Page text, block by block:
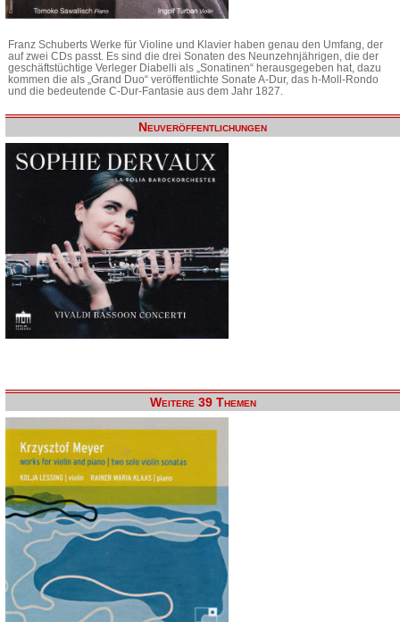
Franz Schuberts Werke für Violine und Klavier haben genau den Umfang, der
auf zwei CDs passt. Es sind die drei Sonaten des Neunzehnjährigen, die der
geschäftstüchtige Verleger Diabelli als „Sonatinen“ herausgegeben hat, dazu
kommen die als „Grand Duo“ veröffentlichte Sonate A-Dur, das h-Moll-Rondo
und die bedeutende C-Dur-Fantasie aus dem Jahr 1827.
Neuveröffentlichungen
Weitere 39 Themen